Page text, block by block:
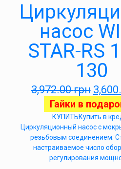
насос
STAR-RS
130
3,972.00грн
Гайки в
КУПИТЬКупить в
Циркуляционный насос с
резьбовым соединением.
настраиваемое число
регулирования